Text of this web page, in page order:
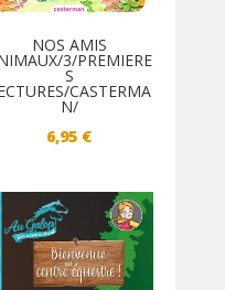
NOS AMIS
3/PREMIERE
S
CASTERMA
N/
6,95 €